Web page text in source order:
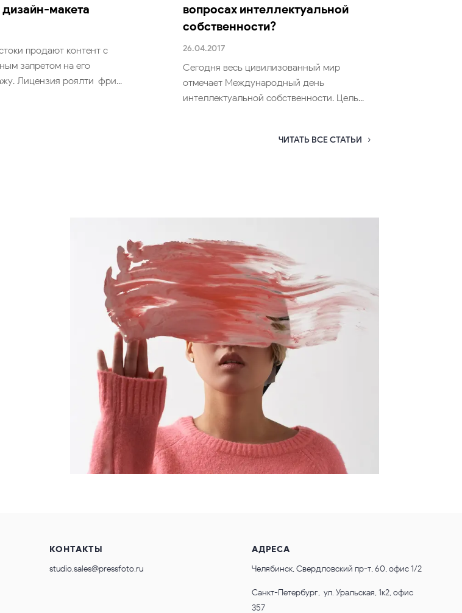
дизайн-макета
продают контент с
запретом на его
Лицензия роялти-фри...
вопросах интеллектуальной
собственности?
26.04.2017
Сегодня весь цивилизованный мир
отмечает Международный день
интеллектуальной собственности. Цель...
ЧИТАТЬ ВСЕ СТАТЬИ
КОНТАКТЫ
studio.sales@pressfoto.ru
АДРЕСА
Челябинск, Свердловский пр-т, 60, офис 1/2
Санкт-Петербург, ул. Уральская, 1к2, офис
357